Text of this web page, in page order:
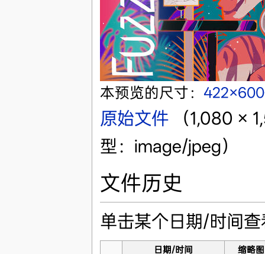
本预览的尺寸：
原始文件‎
（1,080 ×
型：image/jpeg）
文件历史
单击某个日期/时间
日期/时间
缩略图